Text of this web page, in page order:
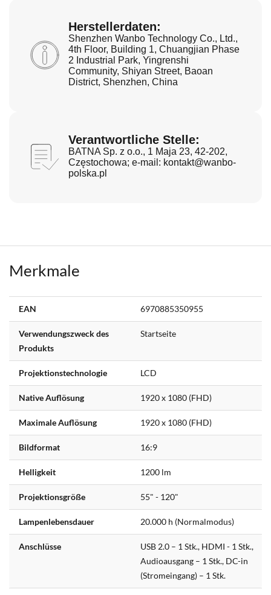
Herstellerdaten:
Shenzhen Wanbo Technology Co., Ltd.,
4th Floor, Building 1, Chuangjian Phase
2 Industrial Park, Yingrenshi
Community, Shiyan Street, Baoan
District, Shenzhen, China
Verantwortliche Stelle:
BATNA Sp. z o.o., 1 Maja 23, 42-202,
Częstochowa; e-mail: kontakt@wanbo-
polska.pl
Merkmale
EAN 6970885350955
Verwendungszweck des
Produkts
Startseite
Projektionstechnologie LCD
Native Auflösung 1920 x 1080 (FHD)
Maximale Auflösung 1920 x 1080 (FHD)
Bildformat 16:9
Helligkeit 1200 lm
Projektionsgröße 55" - 120"
Lampenlebensdauer 20.000 h (Normalmodus)
Anschlüsse
USB 2.0 – 1 Stk., HDMI - 1 Stk.,
Audioausgang – 1 Stk., DC-in
(Stromeingang) – 1 Stk.